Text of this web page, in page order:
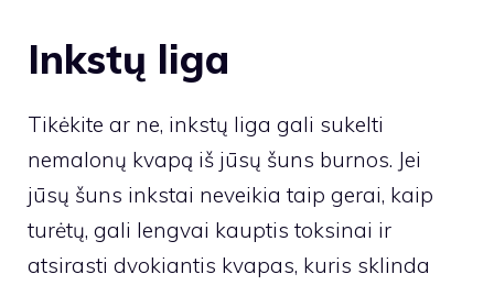
Inkstų liga
Tikėkite ar ne, inkstų liga gali sukelti
nemalonų kvapą iš jūsų šuns burnos. Jei
jūsų šuns inkstai neveikia taip gerai, kaip
turėtų, gali lengvai kauptis toksinai ir
atsirasti dvokiantis kvapas, kuris sklinda